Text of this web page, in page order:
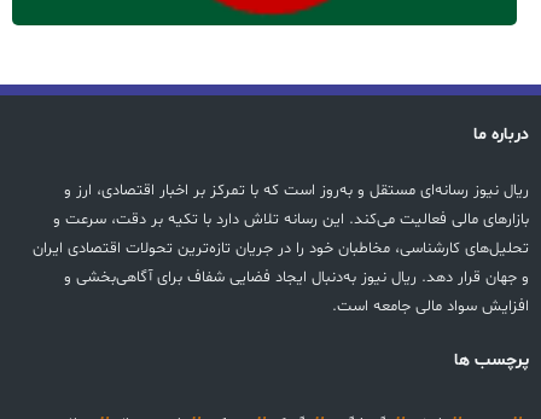
درباره ما
ریال نیوز رسانه‌ای مستقل و به‌روز است که با تمرکز بر اخبار اقتصادی، ارز و
بازارهای مالی فعالیت می‌کند. این رسانه تلاش دارد با تکیه بر دقت، سرعت و
تحلیل‌های کارشناسی، مخاطبان خود را در جریان تازه‌ترین تحولات اقتصادی ایران
و جهان قرار دهد. ریال نیوز به‌دنبال ایجاد فضایی شفاف برای آگاهی‌بخشی و
افزایش سواد مالی جامعه است.
پرچسب ها